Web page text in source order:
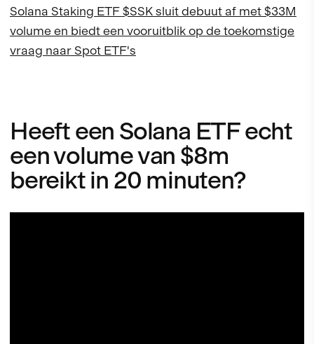
Solana Staking ETF $SSK sluit debuut af met $33M
volume en biedt een vooruitblik op de toekomstige
vraag naar Spot ETF's
Heeft een Solana ETF echt
een volume van $8m
bereikt in 20 minuten?